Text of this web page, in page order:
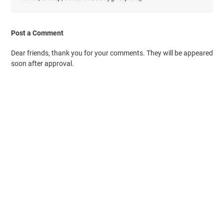
Post a Comment
Dear friends, thank you for your comments. They will be appeared
soon after approval.